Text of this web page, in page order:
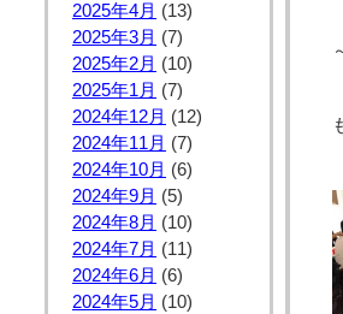
2025年4月 (13)
2025年3月 (7)
2025年2月 (10)
2025年1月 (7)
2024年12月 (12)
2024年11月 (7)
2024年10月 (6)
2024年9月 (5)
2024年8月 (10)
2024年7月 (11)
2024年6月 (6)
2024年5月 (10)